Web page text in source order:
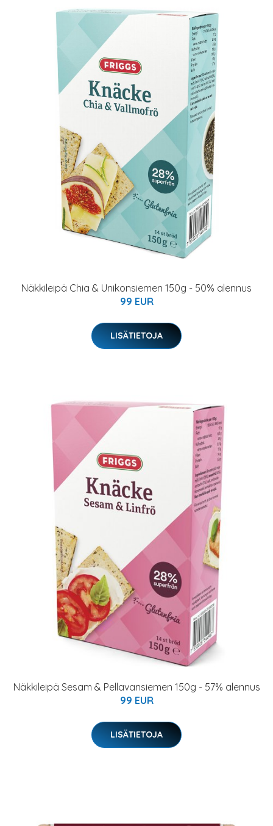
Näkkileipä Chia & Unikonsiemen 150g - 50% alennus
99 EUR
LISÄTIETOJA
Näkkileipä Sesam & Pellavansiemen 150g - 57% alennus
99 EUR
LISÄTIETOJA